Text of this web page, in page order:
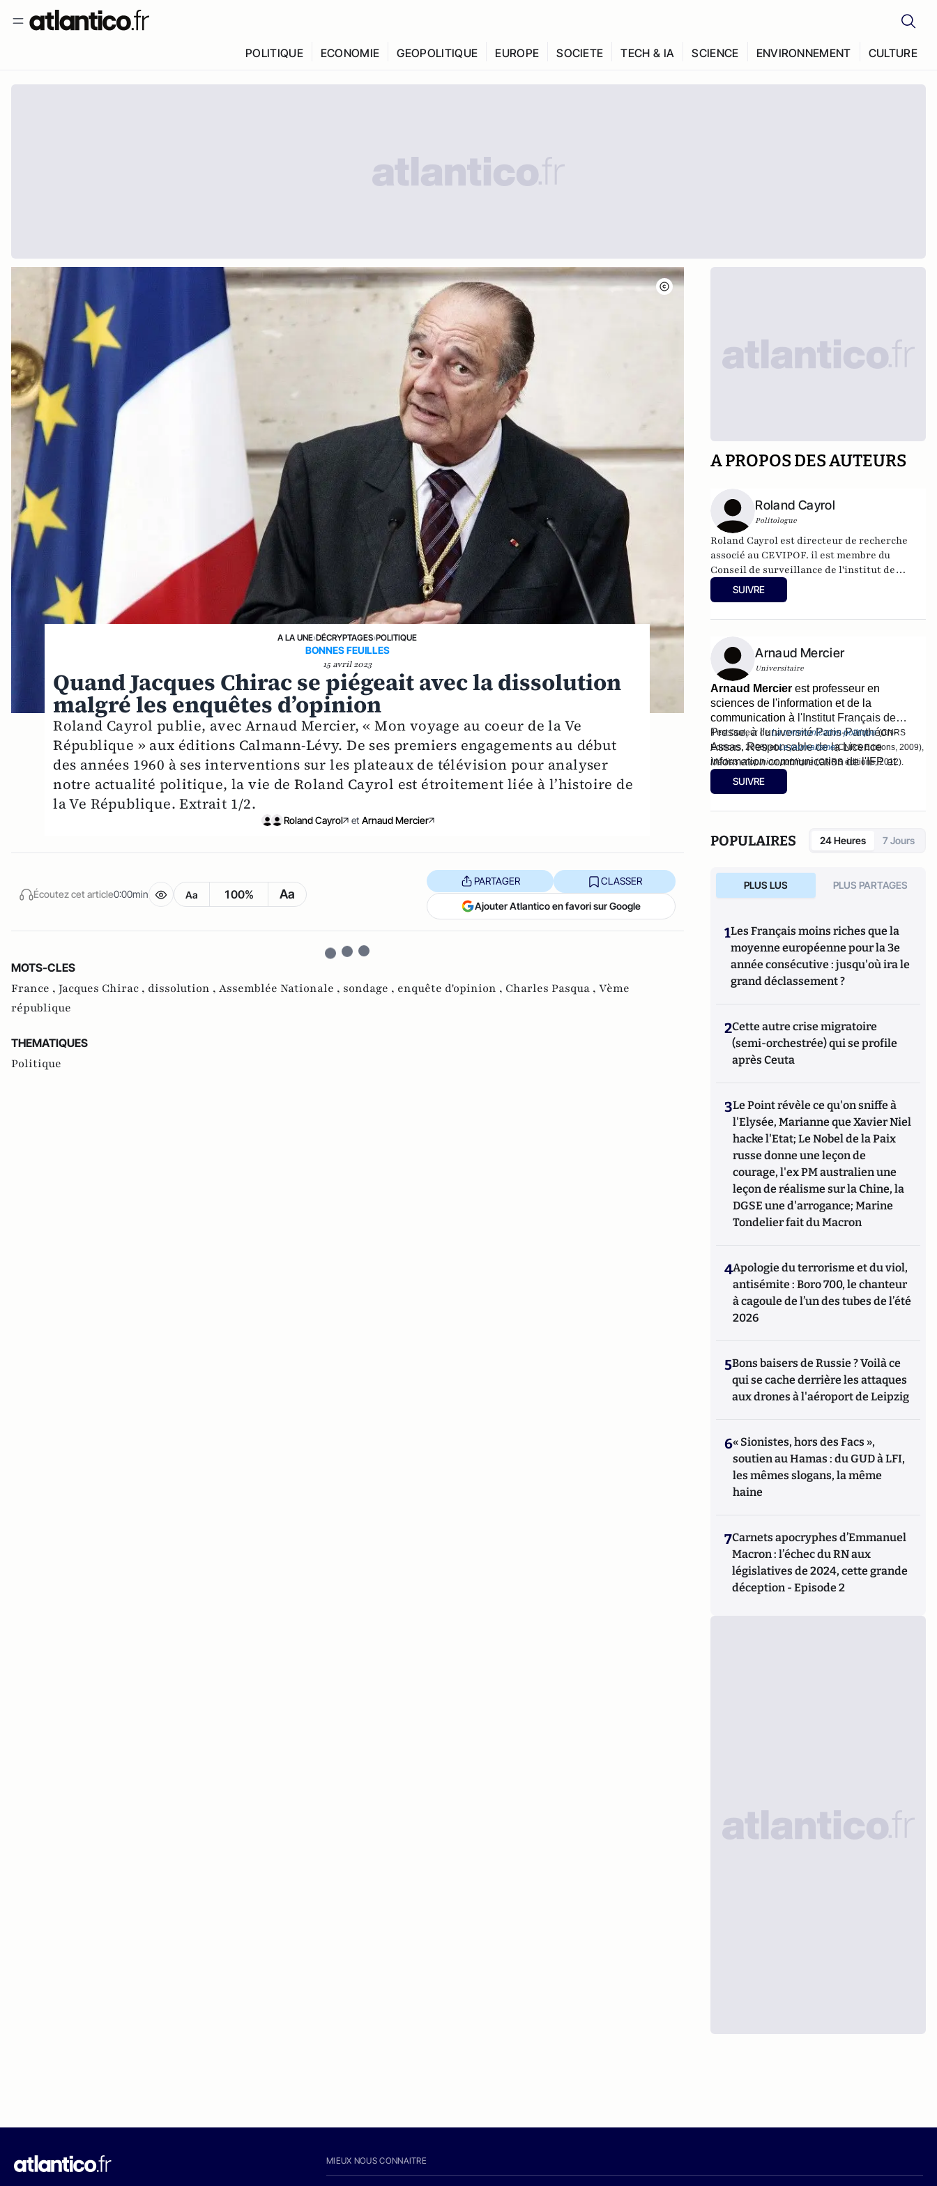
POLITIQUE ECONOMIE GEOPOLITIQUE EUROPE SOCIETE TECH & IA SCIENCE ENVIRONNEMENT CULTURE
A LA UNE›DÉCRYPTAGES›POLITIQUE
BONNES FEUILLES
15 avril 2023
Quand Jacques Chirac se piégeait avec la dissolution
malgré les enquêtes d’opinion
Roland Cayrol publie, avec Arnaud Mercier, « Mon voyage au coeur de la Ve
République » aux éditions Calmann-Lévy. De ses premiers engagements au début
des années 1960 à ses interventions sur les plateaux de télévision pour analyser
notre actualité politique, la vie de Roland Cayrol est étroitement liée à l’histoire de
la Ve République. Extrait 1/2.
Roland Cayrol et Arnaud Mercier
Écoutez cet article0:00min Aa 100% Aa
PARTAGER CLASSER
Ajouter Atlantico en favori sur Google
MOTS-CLES
France , Jacques Chirac , dissolution , Assemblée Nationale , sondage , enquête d'opinion , Charles Pasqua , Vème
république
THEMATIQUES
Politique
A PROPOS DES AUTEURS
Roland Cayrol
Politologue
Roland Cayrol est directeur de recherche
associé au CEVIPOF. il est membre du
Conseil de surveillance de l'institut de
sondage CSA.
SUIVRE
Arnaud Mercier
Universitaire
Arnaud Mercier estprofesseur en
sciences de l'information et de la
communication à l'Institut Français de
Presse, à l'université Paris-Panthéon-
Assas. Responsable de la Licence
information communication de l'IFP et
c
hercheur au CARISM
président du site d'information The
Il est l'auteur deLa communication politique (CNRS
Editions, 2008) et Le journalisme(CNRS Editions, 2009),
Médias et opinion publique(CNRS éditions, 2012).
SUIVRE
POPULAIRES 24 Heures 7 Jours
PLUS LUS PLUS PARTAGES
1Les Français moins riches que la
moyenne européenne pour la 3e
année consécutive : jusqu'où ira le
grand déclassement ?
2Cette autre crise migratoire
(semi-orchestrée) qui se profile
après Ceuta
3Le Point révèle ce qu'on sniffe à
l'Elysée, Marianne que Xavier Niel
hacke l'Etat; Le Nobel de la Paix
russe donne une leçon de
courage, l'ex PM australien une
leçon de réalisme sur la Chine, la
DGSE une d'arrogance; Marine
Tondelier fait du Macron
4Apologie du terrorisme et du viol,
antisémite : Boro 700, le chanteur
à cagoule de l’un des tubes de l’été
2026
5Bons baisers de Russie ? Voilà ce
qui se cache derrière les attaques
aux drones à l'aéroport de Leipzig
6« Sionistes, hors des Facs »,
soutien au Hamas : du GUD à LFI,
les mêmes slogans, la même
haine
7Carnets apocryphes d’Emmanuel
Macron : l’échec du RN aux
législatives de 2024, cette grande
déception - Episode 2
MIEUX NOUS CONNAITRE